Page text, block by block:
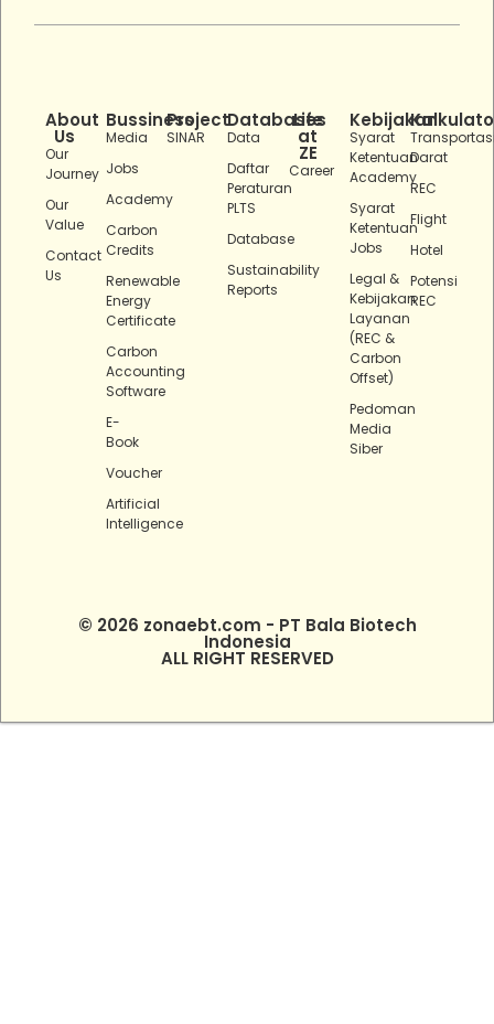
About
Us
Our
Journey
Our
Value
Contact
Us
Bussiness
Media
Jobs
Academy
Carbon
Credits
Renewable
Energy
Certificate
Carbon
Accounting
Software
E-
Book
Voucher
Artificial
Intelligence
Project
SINAR
Databases
Data
Daftar
Peraturan
PLTS
Database
Sustainability
Reports
Life
at
ZE
Career
Kebijakan
Syarat
Ketentuan
Academy
Syarat
Ketentuan
Jobs
Legal &
Kebijakan
Layanan
(REC &
Carbon
Offset)
Pedoman
Media
Siber
Darat
REC
Flight
Hotel
Potensi
REC
© 2026 zonaebt.com - PT Bala Biotech
Indonesia
ALL RIGHT RESERVED